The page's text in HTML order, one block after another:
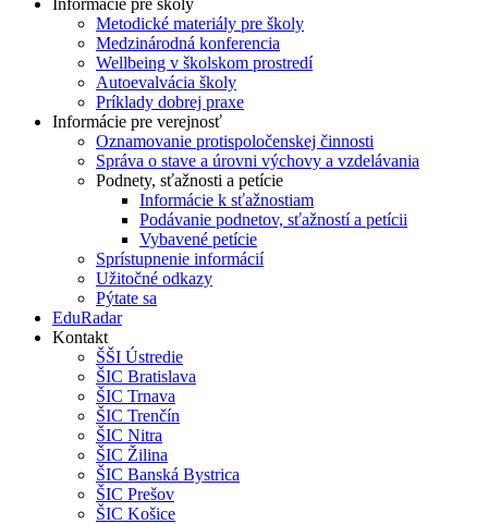
Informácie pre školy
Metodické materiály pre školy
Medzinárodná konferencia
Wellbeing v školskom prostredí
Autoevalvácia školy
Príklady dobrej praxe
Informácie pre verejnosť
Oznamovanie protispoločenskej činnosti
Správa o stave a úrovni výchovy a vzdelávania
Podnety, sťažnosti a petície
Informácie k sťažnostiam
Podávanie podnetov, sťažností a petícii
Vybavené petície
Sprístupnenie informácií
Užitočné odkazy
Pýtate sa
EduRadar
Kontakt
ŠŠI Ústredie
ŠIC Bratislava
ŠIC Trnava
ŠIC Trenčín
ŠIC Nitra
ŠIC Žilina
ŠIC Banská Bystrica
ŠIC Prešov
ŠIC Košice